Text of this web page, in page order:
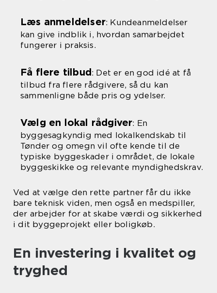
Læs anmeldelser: Kundeanmeldelser
kan give indblik i, hvordan samarbejdet
fungerer i praksis.
Få flere tilbud: Det er en god idé at få
tilbud fra flere rådgivere, så du kan
sammenligne både pris og ydelser.
Vælg en lokal rådgiver: En
byggesagkyndig med lokalkendskab til
Tønder og omegn vil ofte kende til de
typiske byggeskader i området, de lokale
byggeskikke og relevante myndighedskrav.
Ved at vælge den rette partner får du ikke
bare teknisk viden, men også en medspiller,
der arbejder for at skabe værdi og sikkerhed
i dit byggeprojekt eller boligkøb.
En investering i kvalitet og
tryghed